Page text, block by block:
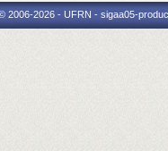
2006-2026 - UFRN - sigaa05-